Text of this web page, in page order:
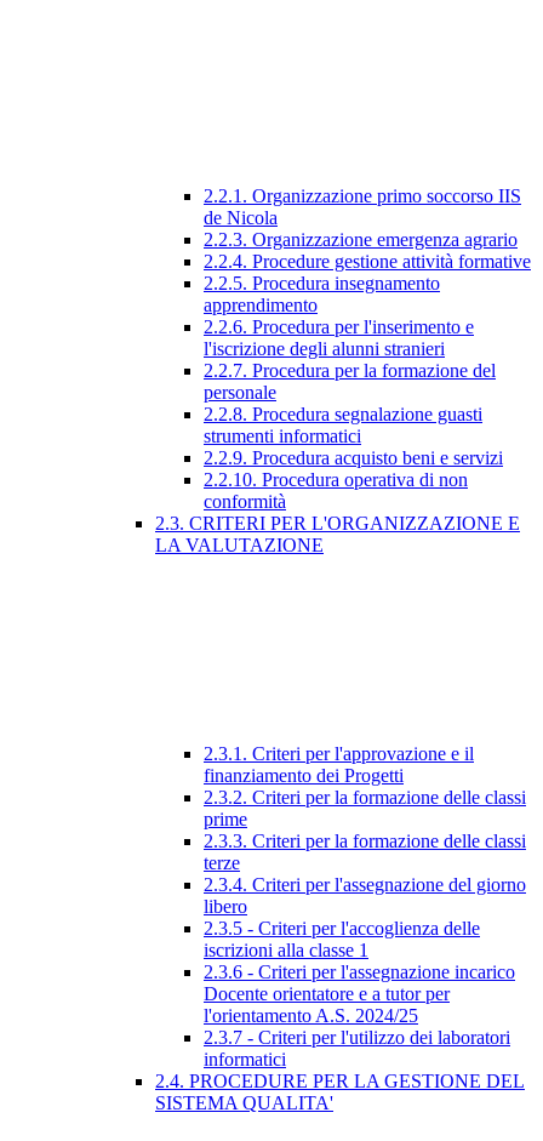
2.2.1. Organizzazione primo soccorso IIS
de Nicola
2.2.3. Organizzazione emergenza agrario
2.2.4. Procedure gestione attività formative
2.2.5. Procedura insegnamento
apprendimento
2.2.6. Procedura per l'inserimento e
l'iscrizione degli alunni stranieri
2.2.7. Procedura per la formazione del
personale
2.2.8. Procedura segnalazione guasti
strumenti informatici
2.2.9. Procedura acquisto beni e servizi
2.2.10. Procedura operativa di non
conformità
2.3. CRITERI PER L'ORGANIZZAZIONE E
LA VALUTAZIONE
2.3.1. Criteri per l'approvazione e il
finanziamento dei Progetti
2.3.2. Criteri per la formazione delle classi
prime
2.3.3. Criteri per la formazione delle classi
terze
2.3.4. Criteri per l'assegnazione del giorno
libero
2.3.5 - Criteri per l'accoglienza delle
iscrizioni alla classe 1
2.3.6 - Criteri per l'assegnazione incarico
Docente orientatore e a tutor per
l'orientamento A.S. 2024/25
2.3.7 - Criteri per l'utilizzo dei laboratori
informatici
2.4. PROCEDURE PER LA GESTIONE DEL
SISTEMA QUALITA'